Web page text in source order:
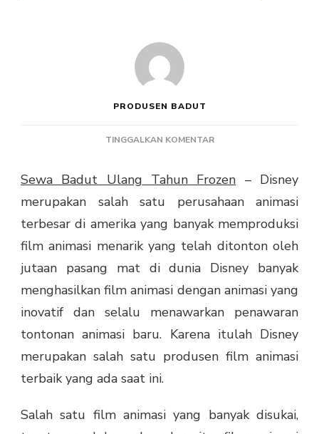
PRODUSEN BADUT
TINGGALKAN KOMENTARPADA
ULANG
TAHUN
Sewa Badut Ulang Tahun Frozen – Disney
merupakan salah satu perusahaan animasi
terbesar di amerika yang banyak memproduksi
film animasi menarik yang telah ditonton oleh
jutaan pasang mat di dunia Disney banyak
menghasilkan film animasi dengan animasi yang
inovatif dan selalu menawarkan penawaran
tontonan animasi baru. Karena itulah Disney
merupakan salah satu produsen film animasi
terbaik yang ada saat ini.
Salah satu film animasi yang banyak disukai,